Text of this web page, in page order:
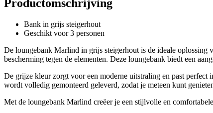
Productomschrijving
Bank in grijs steigerhout
Geschikt voor 3 personen
De loungebank Marlind in grijs steigerhout is de ideale
bescherming tegen de elementen. Deze loungebank biedt een
De grijze kleur zorgt voor een moderne uitstraling en past
wordt volledig gemonteerd geleverd, zodat je meteen kunt
Met de loungebank Marlind creëer je een stijlvolle en